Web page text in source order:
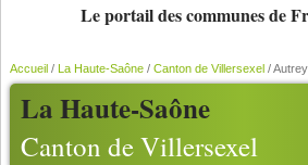
Le portail des communes de
La Haute-Saône
Canton de Villersexel
Accueil/ La Haute-Saône/ Canton de Villersexel/